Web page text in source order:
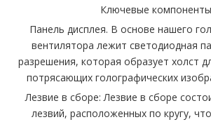
Ключевые
Панель дисплея. В основе нашего
вентилятора лежит светодиодная
разрешения, которая образует холст
потрясающих голографических
Лезвие в сборе: Лезвие в сборе
лезвий, расположенных по кругу,